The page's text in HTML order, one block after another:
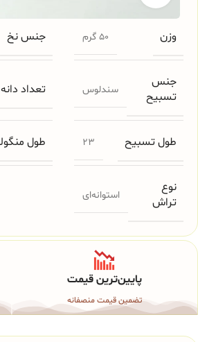
وزن 50 گرم جنس نخ
جنس
تسبیح
سندلوس تعداد دانه
طول تسبیح 23 طول
نوع
تراش
استوانه‌ای
پایین‌ترین قیمت
تضمین قیمت منصفانه